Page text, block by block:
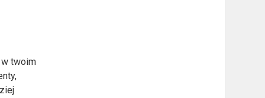
twoim